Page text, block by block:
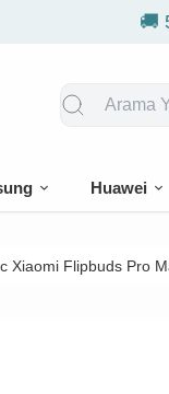
Huawei
Xiaomi Flipbuds Pro